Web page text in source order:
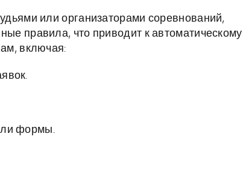
или организаторами соревнований,
правила, что приводит к автоматическому
включая:
формы.